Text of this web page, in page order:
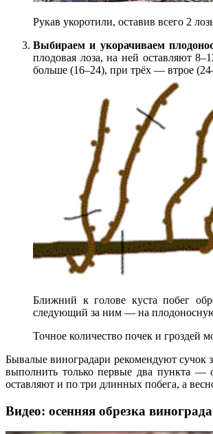
Рукав укоротили, оставив всего 2
Выбираем и укорачиваем
плодовая лоза, на ней оставляют
больше (16–24), при трёх — втрое
Ближний к голове куста побег
следующий за ним — на
Точное количество почек и гроздей
Бывалые виноградари рекомендуют сучок
выполнить только первые два пункта —
оставляют и по три длинных побега, а
Видео: осенняя обрезка винограда